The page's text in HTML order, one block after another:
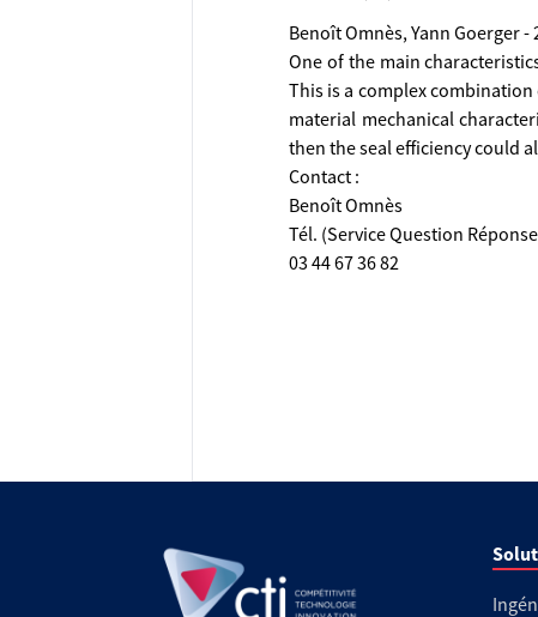
Benoît Omnès, Yann Goerger
One of the main
This is a complex
material mechanical
then the seal efficiency could
Contact :
Benoît Omnès
Tél. (Service Question
03 44 67 36 82